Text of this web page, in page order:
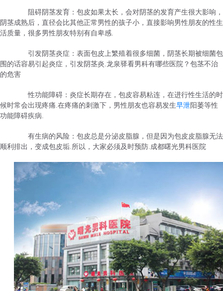
阻碍阴茎发育：包皮如果太长，会对阴茎的发育产生很大影响，
阴茎成熟后，直径会比其他正常男性的孩子小，直接影响男性朋友的性生
活质量，很多男性朋友特别有自卑感.
引发阴茎炎症：表面包皮上繁殖着很多细菌，阴茎长期被细菌包
围的话容易引起炎症，引发阴茎炎.龙泉驿看男科有哪些医院？包茎不治
的危害
性功能障碍：炎症长期存在，包皮容易粘连，在进行性生活的时
候时常会出现疼痛.在疼痛的刺激下，男性朋友也容易发生早泄阳萎等性
功能障碍疾病.
有生病的风险：包皮总是分泌皮脂腺，但是因为包皮皮脂腺无法
顺利排出，变成包皮垢.所以，大家必须及时预防.成都曙光男科医院